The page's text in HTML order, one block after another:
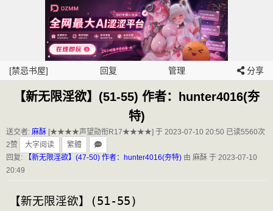
[禁忌书屋] 回复 管理 分享
【新无限淫欲】(51-55) 作者：hunter4016(夯
特)
送交者: 麻酥 [★★★★声望勋衔R17★★★★] 于 2023-07-10 20:50 已读5560次
2赞
大字阅读
繁體
回复:
【新无限淫欲】(47-50) 作者：hunter4016(夯特) 由 麻酥 于 2023-07-10
20:49
【新无限淫欲】(51-55)